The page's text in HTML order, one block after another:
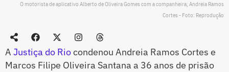
O motorista de aplicativo Alberto de Oliveira Gomes com a companheira, Andreia Ramos
Cortes - Foto: Reprodução
A Justiça do Riocondenou Andreia Ramos Cortes e
Marcos Filipe Oliveira Santana a 36 anos de prisão